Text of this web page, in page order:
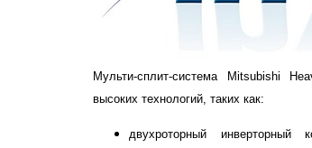
Мульти-сплит-система Mitsubishi
высоких технологий, таких как:
двухроторный инверторный